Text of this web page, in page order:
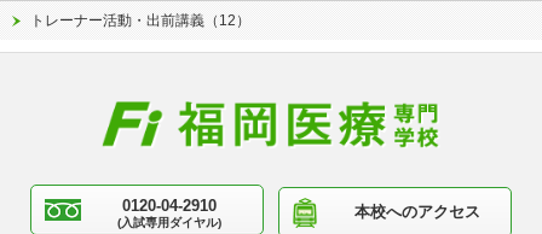
トレーナー活動・出前講義（12）
0120-04-2910
(入試専用ダイヤル)
本校へのアクセス